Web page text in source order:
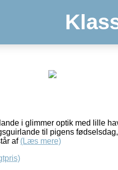
i glimmer optik med lille
til pigens
af (Læs mere)